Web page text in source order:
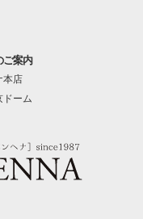
ご案内
本店
ドーム